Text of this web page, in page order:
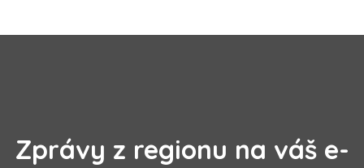
Zprávy z regionu na váš e-